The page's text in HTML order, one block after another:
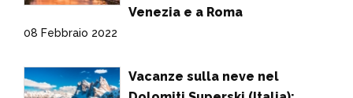
Venezia e a Roma
08 Febbraio 2022
Vacanze sulla neve nel